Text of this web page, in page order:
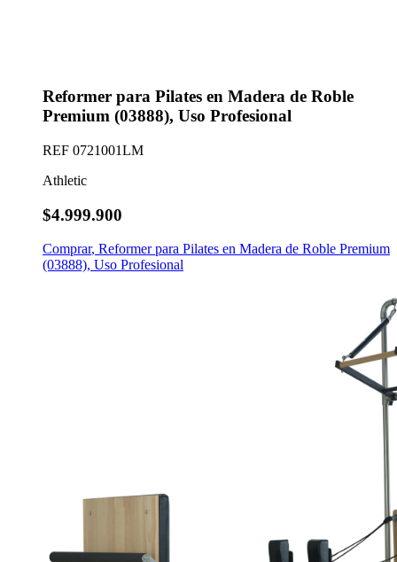
Reformer para Pilates en Madera de Roble
Premium (03888), Uso Profesional
REF 0721001LM
Athletic
$4.999.900
Comprar, Reformer para Pilates en Madera de Roble Premium
(03888), Uso Profesional